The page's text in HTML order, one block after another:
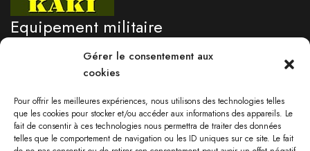
Gérer le consentement aux
cookies
Pour offrir les meilleures expériences, nous utilisons des technologies telles
que les cookies pour stocker et/ou accéder aux informations des appareils. Le
fait de consentir à ces technologies nous permettra de traiter des données
telles que le comportement de navigation ou les ID uniques sur ce site. Le fait
Equipement militaire
professionnel
Besoin d'un renseignement?
05 96 71 76 09
Lundi au vendredi 9:00-17:30
Samedi: 09:00 - 13:00